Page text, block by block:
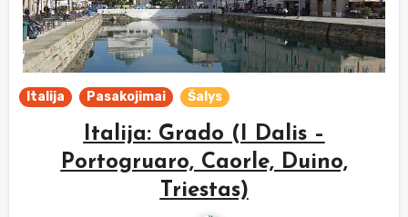
Italija Pasakojimai Šalys
Italija: Grado (I Dalis –
Portogruaro, Caorle, Duino,
Triestas)